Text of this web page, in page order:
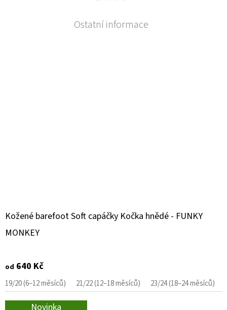
Ostatní informace
Kožené barefoot Soft capáčky Kočka hnědé - FUNKY
MONKEY
od 640 Kč
19/20 (6–12 měsíců) 21/22 (12–18 měsíců) 23/24 (18–24 měsíců)
Novinka